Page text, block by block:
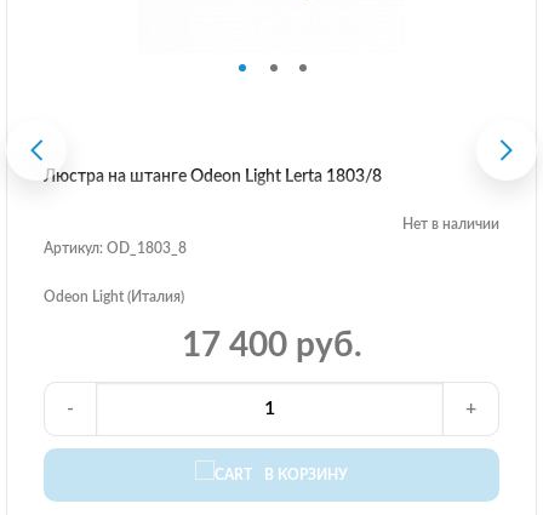
Люстра на штанге Odeon Light Lerta 1803/8
Нет в наличии
Артикул: OD_1803_8
Odeon Light (Италия)
17 400 руб.
В КОРЗИНУ
- +